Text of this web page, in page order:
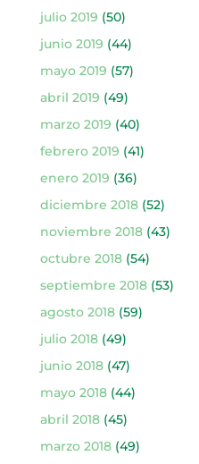
julio 2019 (50)
junio 2019 (44)
mayo 2019 (57)
abril 2019 (49)
marzo 2019 (40)
febrero 2019 (41)
enero 2019 (36)
diciembre 2018(52)
noviembre 2018(43)
octubre 2018(54)
septiembre 2018(53)
agosto 2018(59)
julio 2018(49)
junio 2018(47)
mayo 2018(44)
abril 2018(45)
marzo 2018(49)